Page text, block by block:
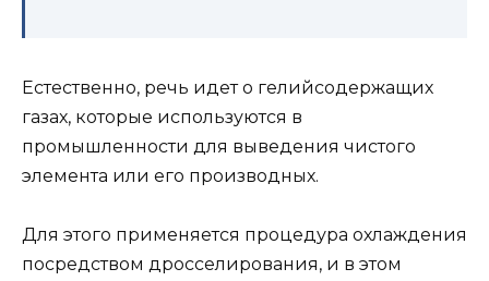
Естественно, речь идет о гелийсодержащих
газах, которые используются в
промышленности для выведения чистого
элемента или его производных.
Для этого применяется процедура охлаждения
посредством дросселирования, и в этом